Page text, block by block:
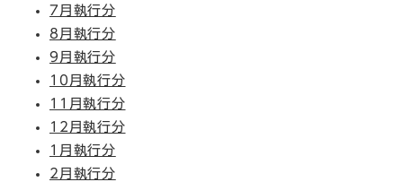
7月執行分
8月執行分
9月執行分
10月執行分
11月執行分
12月執行分
1月執行分
2月執行分